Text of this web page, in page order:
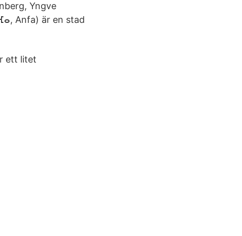
Yngve
Anfa) är en stad
ett litet